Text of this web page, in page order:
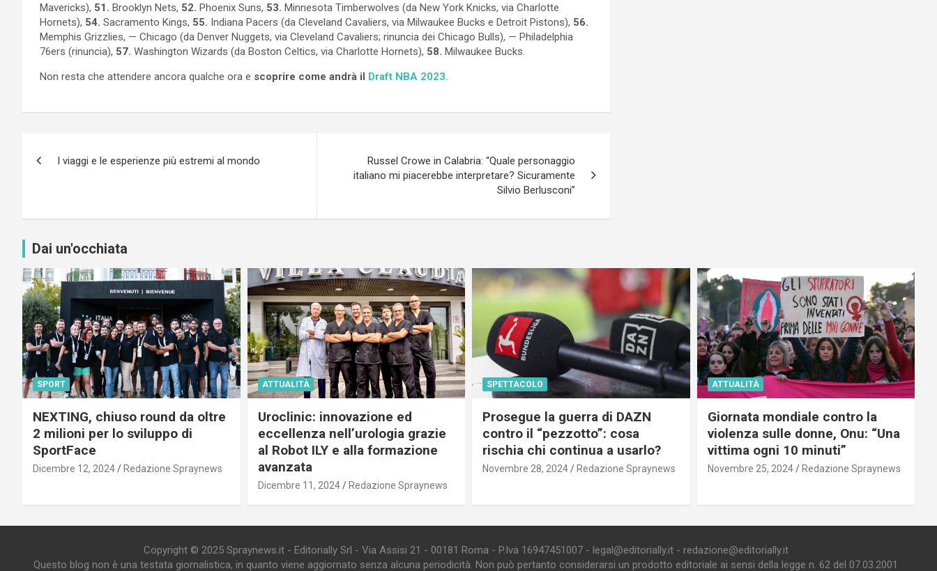
Mavericks), 51. Brooklyn Nets, 52. Phoenix Suns, 53. Minnesota Timberwolves (da New York Knicks, via Charlotte
Hornets), 54. Sacramento Kings, 55. Indiana Pacers (da Cleveland Cavaliers, via Milwaukee Bucks e Detroit Pistons), 56.
Memphis Grizzlies, — Chicago (da Denver Nuggets, via Cleveland Cavaliers; rinuncia dei Chicago Bulls), — Philadelphia
76ers (rinuncia), 57. Washington Wizards (da Boston Celtics, via Charlotte Hornets), 58. Milwaukee Bucks.
Non resta che attendere ancora qualche ora e scoprire come andrà il Draft NBA 2023.
articoli
I viaggi e le esperienze più estremi al mondo
Russel Crowe in Calabria: “Quale personaggio
italiano mi piacerebbe interpretare? Sicuramente
Silvio Berlusconi”
Dai un'occhiata
SPORT
NEXTING, chiuso round da oltre
2 milioni per lo sviluppo di
SportFace
Dicembre 12, 2024 Redazione Spraynews
ATTUALITÀ
Uroclinic: innovazione ed
eccellenza nell’urologia grazie
al Robot ILY e alla formazione
avanzata
Dicembre 11, 2024 Redazione Spraynews
SPETTACOLO
Prosegue la guerra di DAZN
contro il “pezzotto”: cosa
rischia chi continua a usarlo?
Novembre 28, 2024 Redazione Spraynews
ATTUALITÀ
Giornata mondiale contro la
violenza sulle donne, Onu: “Una
vittima ogni 10 minuti”
Novembre 25, 2024 Redazione Spraynews
Copyright © 2025 Spraynews.it - Editorially Srl - Via Assisi 21 - 00181 Roma - P.Iva 16947451007 - legal@editorially.it - redazione@editorially.it
Questo blog non è una testata giornalistica, in quanto viene aggiornato senza alcuna periodicità. Non può pertanto considerarsi un prodotto editoriale ai sensi della legge n. 62 del 07.03.2001